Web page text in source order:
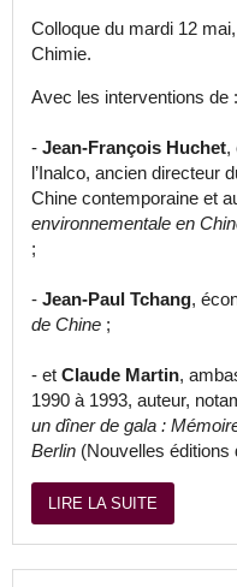
Colloque du mardi 12
Chimie.
Avec les interventions de :
- Jean-François Huchet,
l’Inalco, ancien directeur
Chine contemporaine et
environnementale en
;
- Jean-Paul Tchang,
de Chine ;
- et Claude Martin,
1990 à 1993, auteur,
un dîner de gala :
Berlin (Nouvelles éditions
LIRE LA SUITE